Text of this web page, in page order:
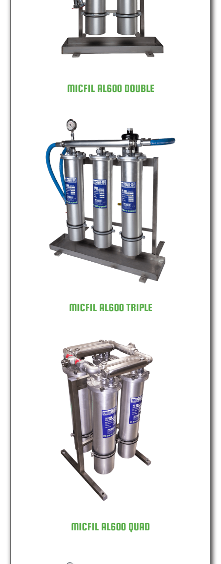
MICFIL AL600 DOUBLE
MICFIL AL600 TRIPLE
MICFIL AL600 TRIPLE
MICFIL AL600 QUAD
MICFIL AL600 QUAD